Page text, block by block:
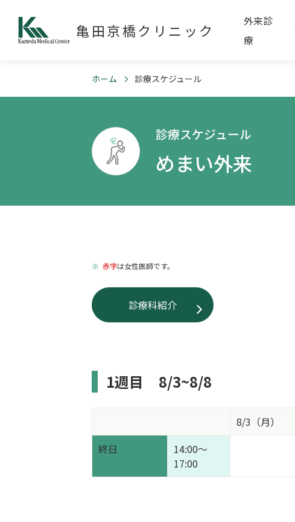
亀田京橋クリニック
外来診
療
ホーム 診療スケジュール
診療スケジュール
めまい外来
赤字は女性医師です。
診療科紹介
1週目 8/3~8/8
8/3（月）
終日
14:00～
17:00